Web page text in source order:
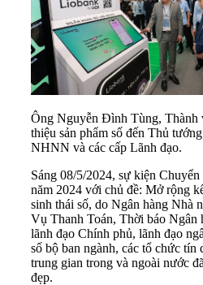
Ông Nguyễn Đình Tùng,
thiệu sản phẩm số đến Thủ
NHNN và các cấp Lãnh đạo.
Sáng 08/5/2024, sự kiện
năm 2024 với chủ đề: Mở rộng
sinh thái số, do Ngân hàng Nhà
Vụ Thanh Toán, Thời báo Ngân
lãnh đạo Chính phủ, lãnh đạo
số bộ ban ngành, các tổ chức tín
trung gian trong và ngoài nước
đẹp.